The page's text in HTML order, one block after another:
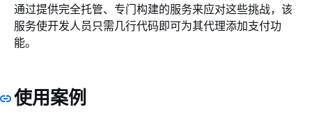
通过提供完全托管、专门构建的服务来应对这些挑战，该
服务使开发人员只需几行代码即可为其代理添加支付功
能。
使用案例